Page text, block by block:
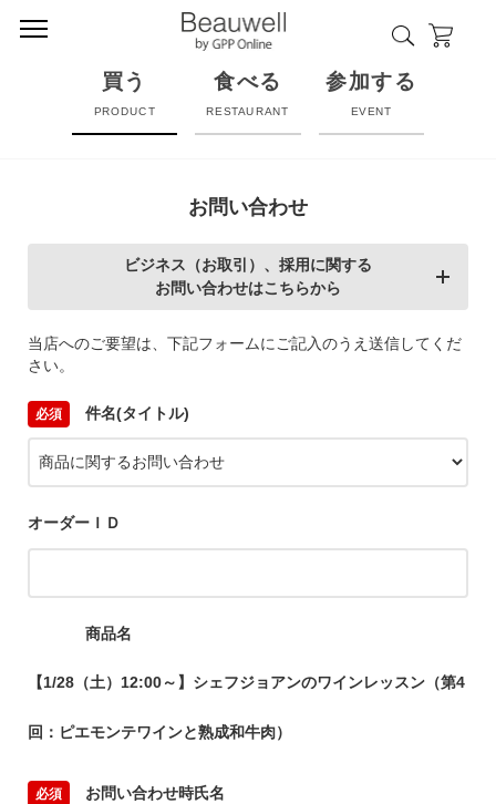
買う
PRODUCT
食べる
RESTAURANT
参加する
EVENT
お問い合わせ
ビジネス（お取引）、採用に関する
お問い合わせはこちらから
当店へのご要望は、下記フォームにご記入のうえ送信してくだ
さい。
件名(タイトル)
オーダーＩＤ
商品名
【1/28（土）12:00～】シェフジョアンのワインレッスン（第4
回：ピエモンテワインと熟成和牛肉）
お問い合わせ時氏名